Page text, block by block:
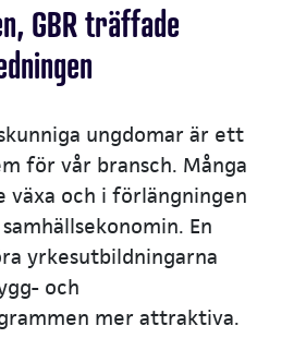
GBR träffade
ungdomar är ett
för vår bransch. Många
växa och i förlängningen
En
yrkesutbildningarna
och
mer attraktiva.